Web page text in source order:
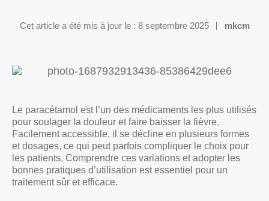
Cet article a été mis à jour le : 8 septembre 2025 mkcm
Le paracétamol est l’un des médicaments les plus utilisés
pour soulager la douleur et faire baisser la fièvre.
Facilement accessible, il se décline en plusieurs formes
et dosages, ce qui peut parfois compliquer le choix pour
les patients. Comprendre ces variations et adopter les
bonnes pratiques d’utilisation est essentiel pour un
traitement sûr et efficace.